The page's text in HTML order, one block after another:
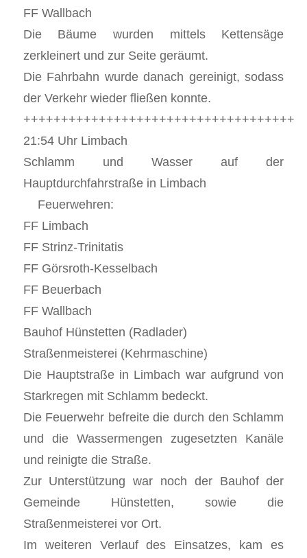
FF Wallbach
Die Bäume wurden mittels Kettensäge
zerkleinert und zur Seite geräumt.
Die Fahrbahn wurde danach gereinigt, sodass
der Verkehr wieder fließen konnte.
++++++++++++++++++++++++++++++++++++
21:54 Uhr Limbach
Schlamm und Wasser auf der
Hauptdurchfahrstraße in Limbach
Feuerwehren:
FF Limbach
FF Strinz-Trinitatis
FF Görsroth-Kesselbach
FF Beuerbach
FF Wallbach
Bauhof Hünstetten (Radlader)
Straßenmeisterei (Kehrmaschine)
Die Hauptstraße in Limbach war aufgrund von
Starkregen mit Schlamm bedeckt.
Die Feuerwehr befreite die durch den Schlamm
und die Wassermengen zugesetzten Kanäle
und reinigte die Straße.
Zur Unterstützung war noch der Bauhof der
Gemeinde Hünstetten, sowie die
Straßenmeisterei vor Ort.
Im weiteren Verlauf des Einsatzes, kam es